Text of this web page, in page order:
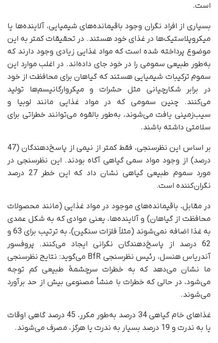
است.
بسیاری از افراد نگران وجود باقیمانده‌های شیمیایی، آلاینده‌ها یا
میکروپلاستیک‌ها در غذای خود هستند. در تحقیقات کمتر به این
موضوع پرداخته شده است که مواد غذایی زیادی وجود دارند که
به‌طور طبیعی سمومی را در خود جای داده‌اند. در اغلب موارد این
سموم ترکیبات شیمیایی هستند که گیاهان برای محافظت از خود
در برابر شکارچیانی مثل حشرات و میکروارگانیسم‌ها تولید
می‌کنند. چنین سمومی که در مواد غذایی مانند لوبیا و
سیب‌زمینی یافت می‌شوند، به‌طور بالقوه می‌توانند خطراتی برای
سلامتی داشته باشند.
بر اساس این نظرسنجی، فقط کمتر از نیمی از پاسخ‌دهندگان (47
درصد) از وجود مواد سمی گیاهی آگاه بودند. این نظرسنجی در
مورد سموم طبیعی گیاهی نشان داد که این خطر 27 درصد
نگران‌کننده است.
در مقابل، باقیمانده‌های موجود در مواد غذایی (مانند محصولات
محافظت از گیاهان) و آلاینده‌ها، یعنی موادی که به شکل عمدی
به غذا اضافه نمی‌شوند (مثلاً فلزات سنگین)، به ترتیب برای 63 و
62 درصد از پاسخ‌دهندگان نگرانی ایجاد می‌کنند. پروفسور
آندریاس هنسل، رئیس نظرسنجی BfR می‌گوید: نتایج نظرسنجی
ما نشان می‌دهد که به خطرات سرچشمۀ طبیعی کم توجه
می‌شود، در حالی که خطرات با منشأ مصنوعی بیش از حد برآورد
می‌شوند.
غذاهای خام گیاهی 34 درصد به‌طور مکرر، 45 درصد گاهی اوقات
یا به ندرت و 19 درصد بسیار به ندرت یا هرگز، مصرف می‌شوند.